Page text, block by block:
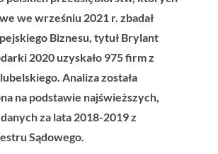
we wrześniu 2021 r. zbadał
Biznesu, tytuł Brylant
2020 uzyskało 975 firm z
Analiza została
na podstawie najświeższych,
za lata 2018-2019 z
Sądowego.